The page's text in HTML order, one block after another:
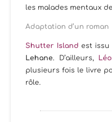
les malades mentaux
Adaptation d’un roman
Shutter Island est issu
Lehane. D’ailleurs,
plusieurs fois le livre
rôle.